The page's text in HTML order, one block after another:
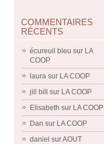
COMMENTAIRES
RÉCENTS
écureuil bleu sur LA
COOP
laura sur LA COOP
jill bill
sur LA COOP
Elisabeth sur LA COOP
Dan sur LA COOP
daniel surAOUT